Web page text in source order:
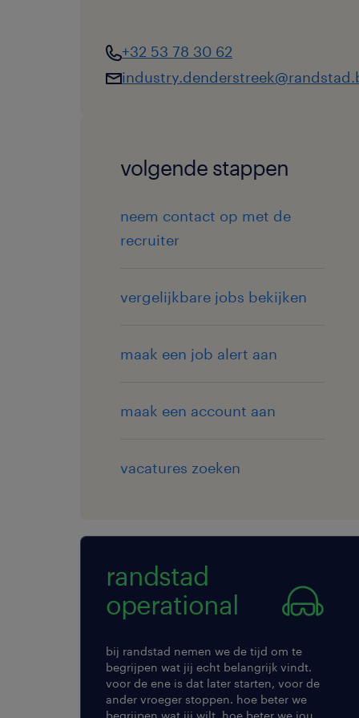
+32 53 78 30 62
volgende stappen
neem contact op met de
recruiter
vergelijkbare jobs bekijken
maak een job alert aan
maak een account aan
vacatures zoeken
randstad
operational
bij randstad nemen we de tijd om te
begrijpen wat jij echt belangrijk vindt.
voor de ene is dat later starten, voor de
ander vroeger stoppen. hoe beter we
begrijpen wat jij wilt, hoe beter we jou